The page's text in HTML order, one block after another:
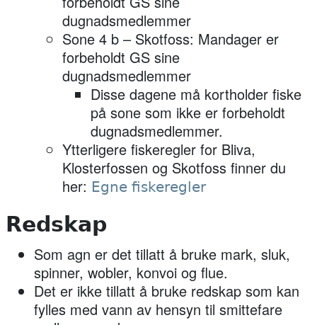
dugnadsmedlemmer
Sone 4 b – Skotfoss: Mandager er
forbeholdt GS sine
dugnadsmedlemmer
Disse dagene må kortholder fiske
på sone som ikke er forbeholdt
dugnadsmedlemmer.
Ytterligere fiskeregler for Bliva,
Klosterfossen og Skotfoss finner du
her: Egne fiskeregler
Redskap
Som agn er det tillatt å bruke mark, sluk,
spinner, wobler, konvoi og flue.
Det er ikke tillatt å bruke redskap som kan
fylles med vann av hensyn til smittefare